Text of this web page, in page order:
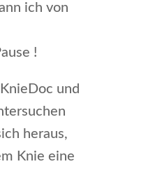
ich von
!
und
heraus,
Knie eine